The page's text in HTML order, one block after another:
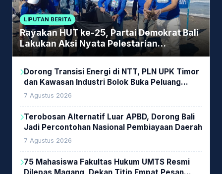
LIPUTAN BERITA
Rayakan HUT ke-25, Partai Demokrat Bali
Lakukan Aksi Nyata Pelestarian
Lingkungan
Dorong Transisi Energi di NTT, PLN UPK Timor
dan Kawasan Industri Bolok Buka Peluang
Investasi Woodchip untuk Cofiring PLTU Bolok
7 Agustus 2026
Terobosan Alternatif Luar APBD, Dorong Bali
Jadi Percontohan Nasional Pembiayaan Daerah
7 Agustus 2026
75 Mahasiswa Fakultas Hukum UMTS Resmi
Dilepas Magang, Dekan Titip Empat Pesan